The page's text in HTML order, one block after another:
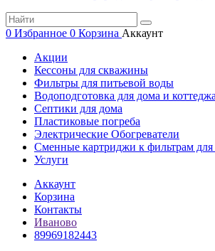
0 Избранное 0 Корзина Аккаунт
Акции
Кессоны для скважины
Фильтры для питьевой воды
Водоподготовка для дома и коттеджа
Септики для дома
Пластиковые погреба
Электрические Обогреватели
Сменные картриджи к фильтрам
Услуги
Аккаунт
Корзина
Контакты
Иваново
89969182443